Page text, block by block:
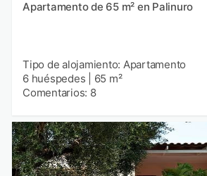
Apartamento de 65 m² en Palinuro
Tipo de alojamiento: Apartamento
6 huéspedes
65 m²
Comentarios: 8